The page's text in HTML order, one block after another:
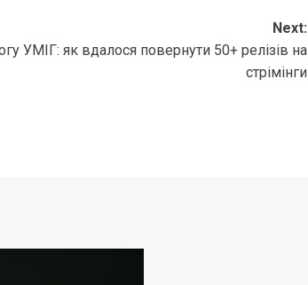
Next:
УМІГ: як вдалося повернути 50+ релізів на
стрімінги